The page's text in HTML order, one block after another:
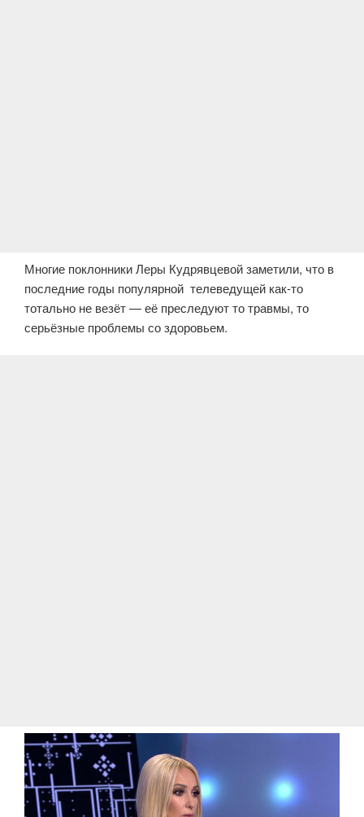
Многие поклонники Леры Кудрявцевой заметили, что в
последние годы популярной телеведущей как-то
тотально не везёт — её преследуют то травмы, то
серьёзные проблемы со здоровьем.